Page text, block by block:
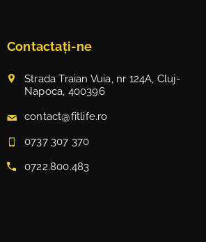
Contactați-ne
Strada Traian Vuia, nr 124A, Cluj-
Napoca, 400396
contact@fitlife.ro
0737 307 370
0722.800.483